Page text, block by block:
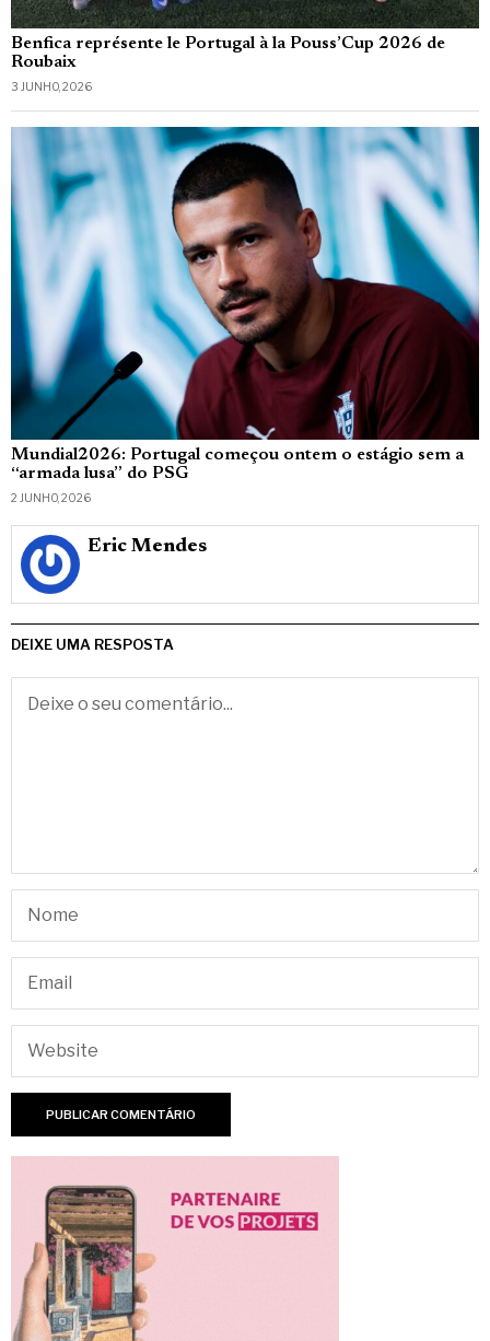
Benfica représente le Portugal à la Pouss’Cup 2026 de
Roubaix
3 JUNHO, 2026
Mundial2026: Portugal começou ontem o estágio sem a
“armada lusa” do PSG
2 JUNHO, 2026
Eric Mendes
DEIXE UMA RESPOSTA